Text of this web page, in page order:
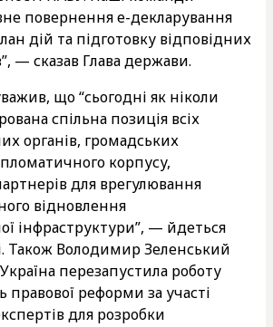
повернення е-декларування
дій та підготовку відповідних
— сказав Глава держави.
що “сьогодні як ніколи
спільна позиція всіх
органів, громадських
корпусу,
для врегулювання
відновлення
інфраструктури”, — йдеться
Також Володимир Зеленський
перезапустила роботу
правової реформи за участі
для розробки